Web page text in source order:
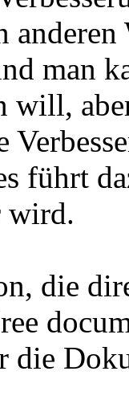
anderen
man
will,
führt
wird.
die
die